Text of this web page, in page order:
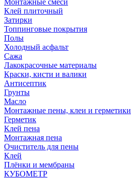
Монтажные смеси
Клей плиточный
Затирки
Топпинговые покрытия
Полы
Холодный асфальт
Сажа
Лакокрасочные материалы
Краски, кисти и валики
Антисептик
Грунты
Масло
Монтажные пены, клеи и герметики
Герметик
Клей пена
Монтажная пена
Очиститель для пены
Клей
Плёнки и мембраны
КУБОМЕТР